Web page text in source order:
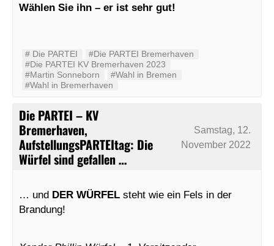
Wählen Sie ihn – er ist sehr gut!
#‬ ‪Die PARTEI‬
#Die PARTEI Bremerhaven
#Die PARTEI KV Bremerhaven 2023
#Martin Sonneborn
#Wahl in Bremen
#Wahl in Bremerhaven
Die PARTEI – KV
Bremerhaven,
AufstellungsPARTEItag: Die
Würfel sind gefallen …
Samstag, 12.
November 2022
… und DER WÜRFEL steht wie ein Fels in der
Brandung!